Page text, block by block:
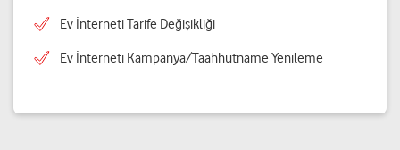
Ev İnterneti Tarife Değişikliği
Ev İnterneti Kampanya/Taahhütname Yenileme